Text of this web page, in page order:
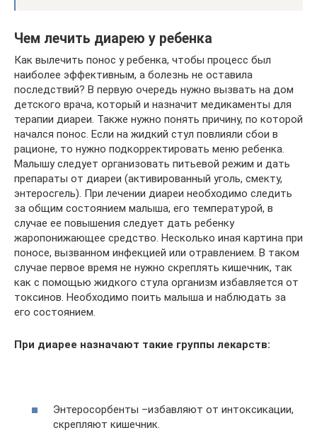
Чем лечить диарею у ребенка
Как вылечить понос у ребенка, чтобы процесс был
наиболее эффективным, а болезнь не оставила
последствий? В первую очередь нужно вызвать на дом
детского врача, который и назначит медикаменты для
терапии диареи. Также нужно понять причину, по которой
начался понос. Если на жидкий стул повлияли сбои в
рационе, то нужно подкорректировать меню ребенка.
Малышу следует организовать питьевой режим и дать
препараты от диареи (активированный уголь, смекту,
энтеросгель). При лечении диареи необходимо следить
за общим состоянием малыша, его температурой, в
случае ее повышения следует дать ребенку
жаропонижающее средство. Несколько иная картина при
поносе, вызванном инфекцией или отравлением. В таком
случае первое время не нужно скреплять кишечник, так
как с помощью жидкого стула организм избавляется от
токсинов. Необходимо поить малыша и наблюдать за
его состоянием.
При диарее назначают такие группы лекарств:
Энтеросорбенты –избавляют от интоксикации,
скрепляют кишечник.